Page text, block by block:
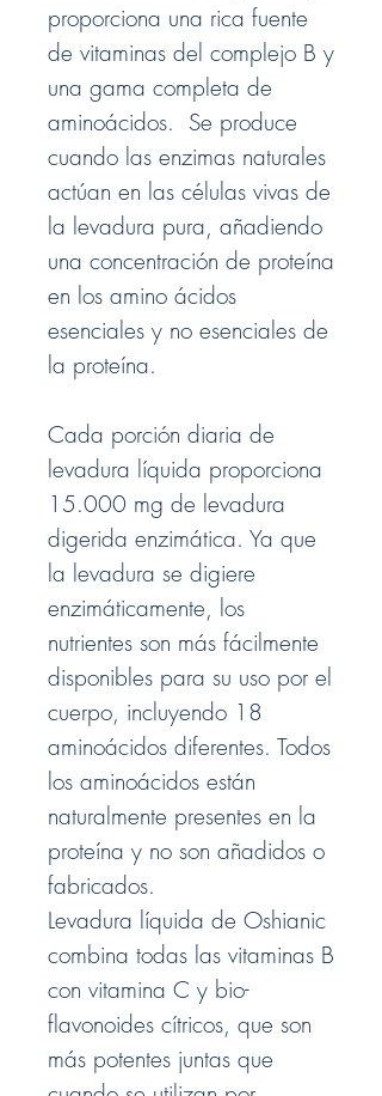
proporciona una rica fuente
de vitaminas del complejo B y
una gama completa de
aminoácidos. Se produce
cuando las enzimas naturales
actúan en las células vivas de
la levadura pura, añadiendo
una concentración de proteína
en los amino ácidos
esenciales y no esenciales de
la proteína.
Cada porción diaria de
levadura líquida proporciona
15.000 mg de levadura
digerida enzimática. Ya que
la levadura se digiere
enzimáticamente, los
nutrientes son más fácilmente
disponibles para su uso por el
cuerpo, incluyendo 18
aminoácidos diferentes. Todos
los aminoácidos están
naturalmente presentes en la
proteína y no son añadidos o
fabricados.
Levadura líquida de Oshianic
combina todas las vitaminas B
con vitamina C y bio-
flavonoides cítricos, que son
más potentes juntas que